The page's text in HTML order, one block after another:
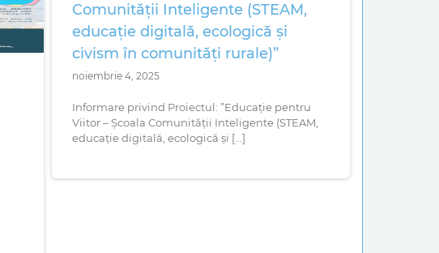
Comunității Inteligente (STEAM,
educație digitală, ecologică și
civism în comunități rurale)”
noiembrie 4, 2025
Informare privind Proiectul: ”Educație pentru
Viitor – Școala Comunității Inteligente (STEAM,
educație digitală, ecologică și [...]